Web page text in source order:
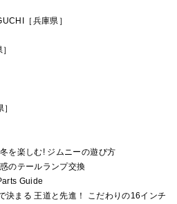
［兵庫県］
を楽しむ! ジムニーの遊び方
のテールランプ交換
Guide
決まる 王道と先進！ こだわりの16インチ